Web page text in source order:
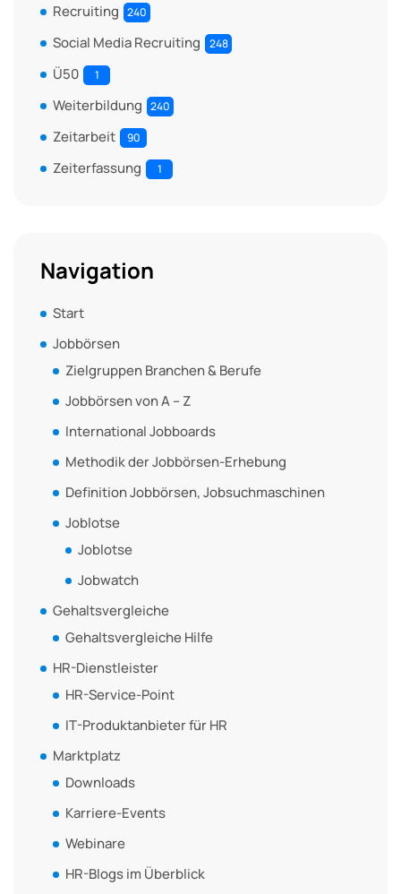
Recruiting 240
Social Media Recruiting 248
Ü50 1
Weiterbildung 240
Zeitarbeit 90
Zeiterfassung 1
Navigation
Start
Jobbörsen
Zielgruppen Branchen & Berufe
Jobbörsen von A – Z
International Jobboards
Methodik der Jobbörsen-Erhebung
Definition Jobbörsen, Jobsuchmaschinen
Joblotse
Joblotse
Jobwatch
Gehaltsvergleiche
Gehaltsvergleiche Hilfe
HR-Dienstleister
HR-Service-Point
IT-Produktanbieter für HR
Marktplatz
Downloads
Karriere-Events
Webinare
HR-Blogs im Überblick